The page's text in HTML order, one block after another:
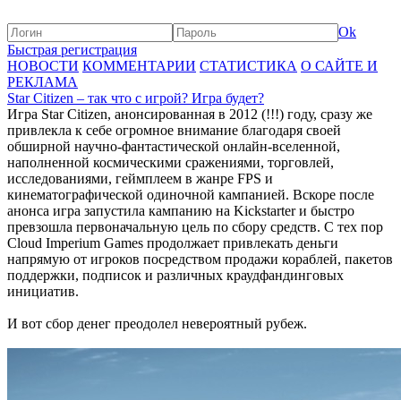
Ok
Быстрая регистрация
НОВОСТИ КОММЕНТАРИИ СТАТИСТИКА О САЙТЕ И
РЕКЛАМА
Star Citizen – так что с игрой? Игра будет?
Игра Star Citizen, анонсированная в 2012 (!!!) году, сразу же
привлекла к себе огромное внимание благодаря своей
обширной научно-фантастической онлайн-вселенной,
наполненной космическими сражениями, торговлей,
исследованиями, геймплеем в жанре FPS и
кинематографической одиночной кампанией. Вскоре после
анонса игра запустила кампанию на Kickstarter и быстро
превзошла первоначальную цель по сбору средств. С тех пор
Cloud Imperium Games продолжает привлекать деньги
напрямую от игроков посредством продажи кораблей, пакетов
поддержки, подписок и различных краудфандинговых
инициатив.
И вот сбор денег преодолел невероятный рубеж.